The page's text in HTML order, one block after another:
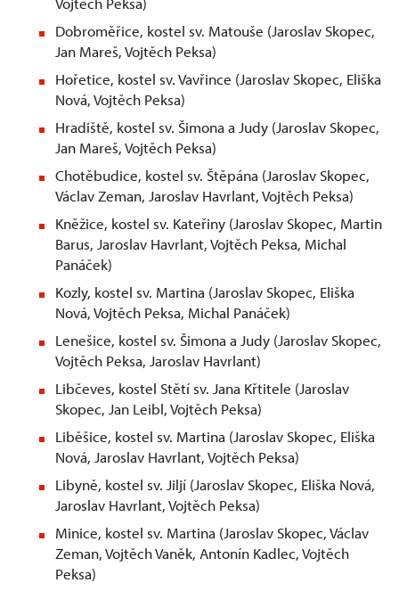
Dobroměřice, kostel sv. Matouše (Jaroslav Skopec,
Jan Mareš, Vojtěch Peksa)
Hořetice, kostel sv. Vavřince (Jaroslav Skopec, Eliška
Nová, Vojtěch Peksa)
Hradiště, kostel sv. Šimona a Judy (Jaroslav Skopec,
Jan Mareš, Vojtěch Peksa)
Chotěbudice, kostel sv. Štěpána (Jaroslav Skopec,
Václav Zeman, Jaroslav Havrlant, Vojtěch Peksa)
Kněžice, kostel sv. Kateřiny (Jaroslav Skopec, Martin
Barus, Jaroslav Havrlant, Vojtěch Peksa, Michal
Panáček)
Kozly, kostel sv. Martina (Jaroslav Skopec, Eliška
Nová, Vojtěch Peksa, Michal Panáček)
Lenešice, kostel sv. Šimona a Judy (Jaroslav Skopec,
Vojtěch Peksa, Jaroslav Havrlant)
Libčeves, kostel Stětí sv. Jana Křtitele (Jaroslav
Skopec, Jan Leibl, Vojtěch Peksa)
Liběšice, kostel sv. Martina (Jaroslav Skopec, Eliška
Nová, Jaroslav Havrlant, Vojtěch Peksa)
Libyně, kostel sv. Jiljí (Jaroslav Skopec, Eliška Nová,
Jaroslav Havrlant, Vojtěch Peksa)
Minice, kostel sv. Martina (Jaroslav Skopec, Václav
Zeman, Vojtěch Vaněk, Antonín Kadlec, Vojtěch
Peksa)